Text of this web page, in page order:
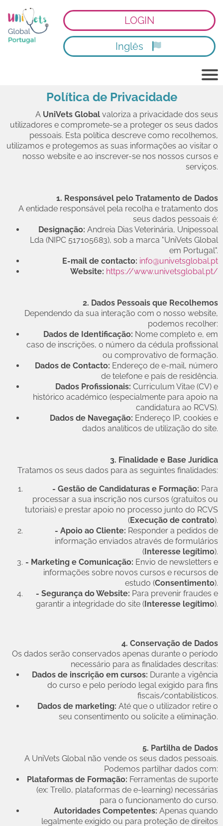
LOGIN
Inglês
Política de Privacidade
A UniVets Global valoriza a privacidade dos seus
utilizadores e compromete-se a proteger os seus dados
pessoais. Esta política descreve como recolhemos,
utilizamos e protegemos as suas informações ao visitar o
nosso website e ao inscrever-se nos nossos cursos e
serviços.
1. Responsável pelo Tratamento de Dados
A entidade responsável pela recolha e tratamento dos
seus dados pessoais é:
Designação: Andreia Dias Veterinária, Unipessoal
Lda (NIPC 517105683), sob a marca "UniVets Global
em Portugal".
E-mail de contacto: info@univetsglobal.pt
Website: https://www.univetsglobal.pt/
2. Dados Pessoais que Recolhemos
Dependendo da sua interação com o nosso website,
podemos recolher:
Dados de Identificação: Nome completo e, em
caso de inscrições, o número da cédula profissional
ou comprovativo de formação.
Dados de Contacto: Endereço de e-mail, número
de telefone e país de residência.
Dados Profissionais: Curriculum Vitae (CV) e
histórico académico (especialmente para apoio na
candidatura ao RCVS).
Dados de Navegação: Endereço IP, cookies e
dados analíticos de utilização do site.
3. Finalidade e Base Jurídica
Tratamos os seus dados para as seguintes finalidades:
- Gestão de Candidaturas e Formação: Para
processar a sua inscrição nos cursos (gratuitos ou
tutoriais) e prestar apoio no processo junto do RCVS
(Execução de contrato).
- Apoio ao Cliente: Responder a pedidos de
informação enviados através de formulários
(Interesse legítimo).
- Marketing e Comunicação: Envio de newsletters e
informações sobre novos cursos e recursos de
estudo (Consentimento).
- Segurança do Website: Para prevenir fraudes e
garantir a integridade do site (Interesse legítimo).
4. Conservação de Dados
Os dados serão conservados apenas durante o período
necessário para as finalidades descritas:
Dados de inscrição em cursos: Durante a vigência
do curso e pelo período legal exigido para fins
fiscais/contabilísticos.
Dados de marketing: Até que o utilizador retire o
seu consentimento ou solicite a eliminação.
5. Partilha de Dados
A UniVets Global não vende os seus dados pessoais.
Podemos partilhar dados com:
Plataformas de Formação: Ferramentas de suporte
(ex: Trello, plataformas de e-learning) necessárias
para o funcionamento do curso.
Autoridades Competentes: Apenas quando
legalmente exigido ou para proteção de direitos